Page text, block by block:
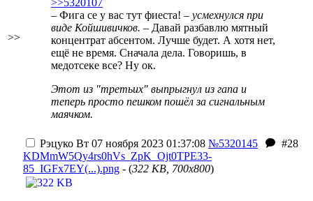
>>
>>5320107
– Фига се у вас тут фиеста! – усмехнулся при
виде Койшивичков. – Давай разбавлю мятный
концентрат абсентом. Лучше будет. А хотя нет,
ещё не время. Сначала дела. Говоришь, в
медотсеке все? Ну ок.
Этот из "третьих" выпрыгнул из гапа и
теперь просто пешком пошёл за сигнальным
маячком.
Рэцуко Вт 07 ноября 2023 01:37:08 №5320145
#28
KDMmW5Qy4rs0hVs_ZpK_Ojt0TPE33-
85_IGFx7EY(...).png - (322 KB, 700x800)